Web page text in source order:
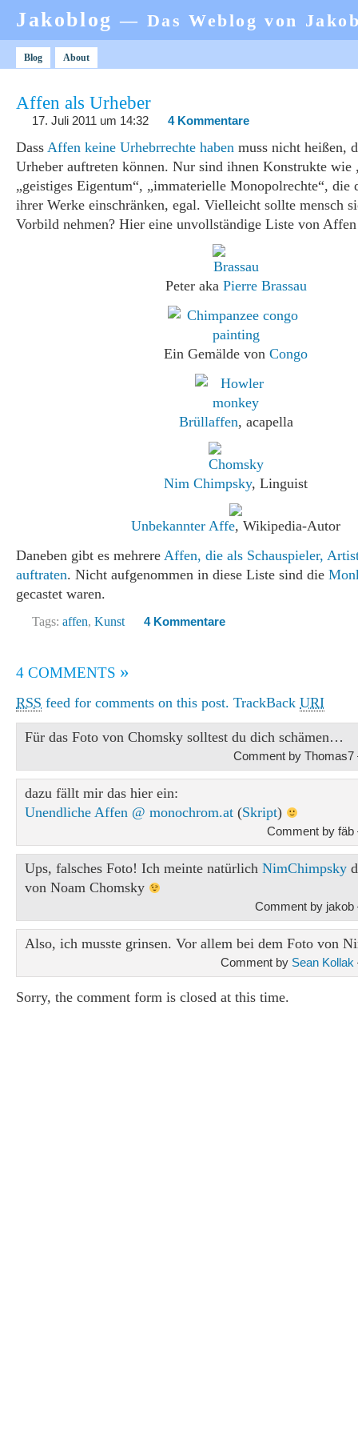
Jakoblog— Das Weblog von
Blog About
Affen als Urheber
17. Juli 2011 um 14:32 4 Kommentare
Dass Affen keine Urhebrrechte haben muss nicht heißen,
Urheber auftreten können. Nur sind ihnen Konstrukte wie
„geistiges Eigentum“, „immaterielle Monopolrechte“, die
ihrer Werke einschränken, egal. Vielleicht sollte mensch
Vorbild nehmen? Hier eine unvollständige Liste von
Peter aka Pierre Brassau
Ein Gemälde von Congo
Brüllaffen, acapella
Nim Chimpsky, Linguist
Unbekannter Affe, Wikipedia-Autor
Daneben gibt es mehrere Affen, die als Schauspieler,
auftraten. Nicht aufgenommen in diese Liste sind die
gecastet waren.
Tags: affen, Kunst 4 Kommentare
4 COMMENTS »
RSS feed for comments on this post. TrackBack URI
Für das Foto von Chomsky solltest du dich schämen…
Comment by
dazu fällt mir das hier ein:
Unendliche Affen @ monochrom.at (Skript)
Comment by
Ups, falsches Foto! Ich meinte natürlich NimChimpsky
von Noam Chomsky
Comment by
Also, ich musste grinsen. Vor allem bei dem Foto von
Comment by Sean Kollak
Sorry, the comment form is closed at this time.